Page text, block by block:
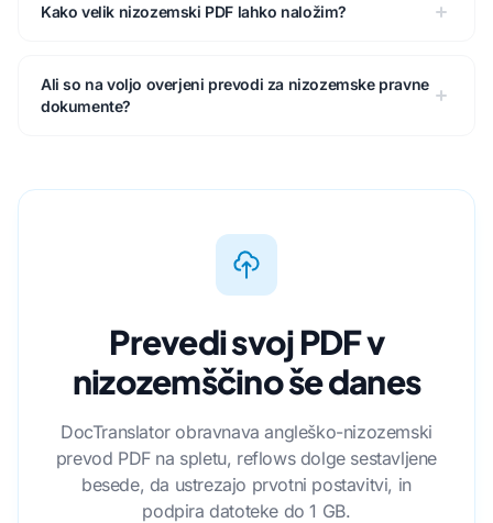
Kako velik nizozemski PDF lahko naložim?
Ali so na voljo overjeni prevodi za nizozemske pravne
dokumente?
Prevedi svoj PDF v
nizozemščino še danes
DocTranslator obravnava angleško-nizozemski
prevod PDF na spletu, reflows dolge sestavljene
besede, da ustrezajo prvotni postavitvi, in
podpira datoteke do 1 GB.